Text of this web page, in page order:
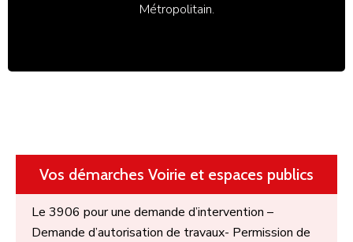
Métropolitain.
Vos démarches Voirie et espaces publics
Le 3906 pour une demande d’intervention –
Demande d’autorisation de travaux- Permission de